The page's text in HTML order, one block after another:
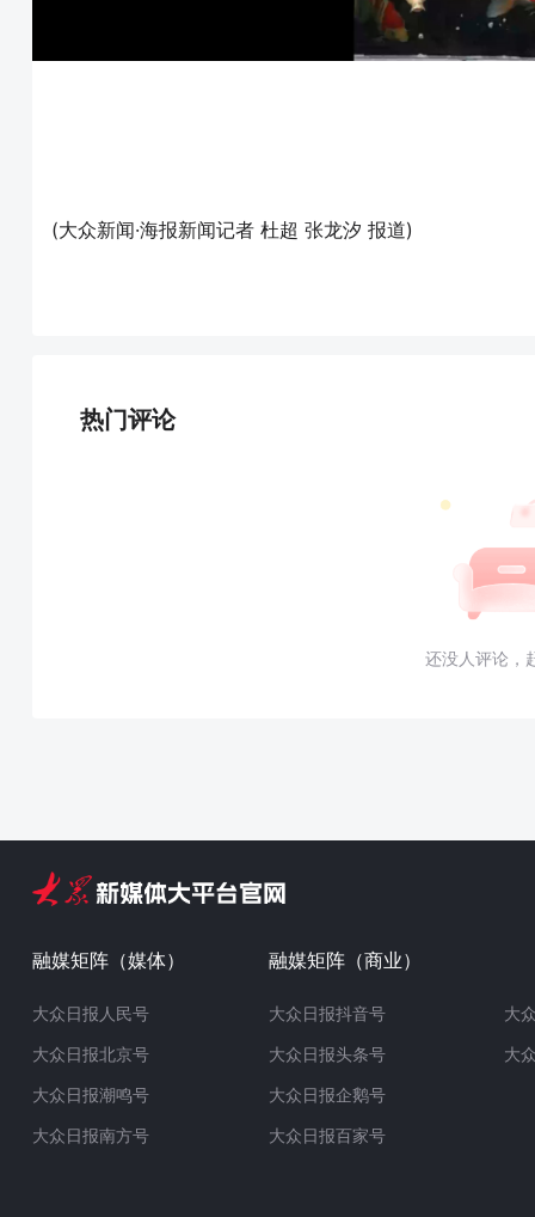
(大众新闻·海报新闻记者 杜超 张龙汐 报道)
热门评论
还没人评论，
融媒矩阵（媒体）
大众日报人民号
大众日报北京号
大众日报潮鸣号
大众日报南方号
融媒矩阵（商业）
大众日报抖音号
大众日报头条号
大众日报企鹅号
大众日报百家号
大
大